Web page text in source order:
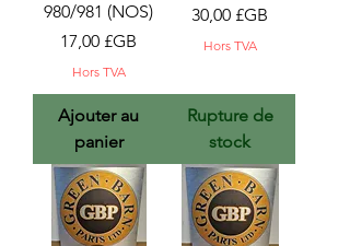
980/981 (NOS)
Prix
17,00 £GB
Hors TVA
Ajouter au
panier
Prix
30,00 £GB
Hors TVA
Rupture de
stock